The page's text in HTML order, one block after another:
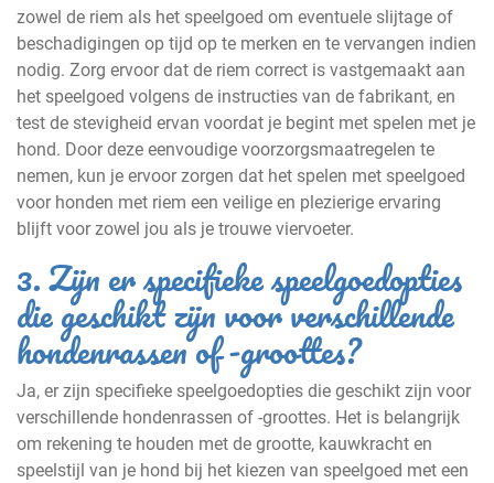
zowel de riem als het speelgoed om eventuele slijtage of
beschadigingen op tijd op te merken en te vervangen indien
nodig. Zorg ervoor dat de riem correct is vastgemaakt aan
het speelgoed volgens de instructies van de fabrikant, en
test de stevigheid ervan voordat je begint met spelen met je
hond. Door deze eenvoudige voorzorgsmaatregelen te
nemen, kun je ervoor zorgen dat het spelen met speelgoed
voor honden met riem een veilige en plezierige ervaring
blijft voor zowel jou als je trouwe viervoeter.
3. Zijn er specifieke speelgoedopties
die geschikt zijn voor verschillende
hondenrassen of -groottes?
Ja, er zijn specifieke speelgoedopties die geschikt zijn voor
verschillende hondenrassen of -groottes. Het is belangrijk
om rekening te houden met de grootte, kauwkracht en
speelstijl van je hond bij het kiezen van speelgoed met een